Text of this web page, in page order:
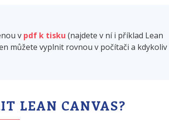
v pdf k tisku (najdete v ní i příklad Lean
můžete vyplnit rovnou v počítači a kdykoliv
LEAN CANVAS?